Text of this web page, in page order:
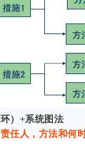
）+系统图法
任人，方法和何